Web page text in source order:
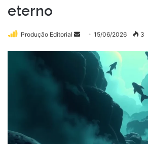
eterno
Produção Editorial
Mande
e-
mail
15/06/2026 3